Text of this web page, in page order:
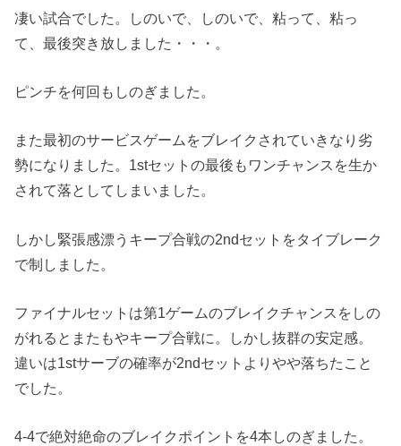
凄い試合でした。しのいで、しのいで、粘って、粘っ
て、最後突き放しました・・・。
ピンチを何回もしのぎました。
また最初のサービスゲームをブレイクされていきなり劣
勢になりました。1stセットの最後もワンチャンスを生か
されて落としてしまいました。
しかし緊張感漂うキープ合戦の2ndセットをタイブレーク
で制しました。
ファイナルセットは第1ゲームのブレイクチャンスをしの
がれるとまたもやキープ合戦に。しかし抜群の安定感。
違いは1stサーブの確率が2ndセットよりやや落ちたこと
でした。
4-4で絶対絶命のブレイクポイントを4本しのぎました。